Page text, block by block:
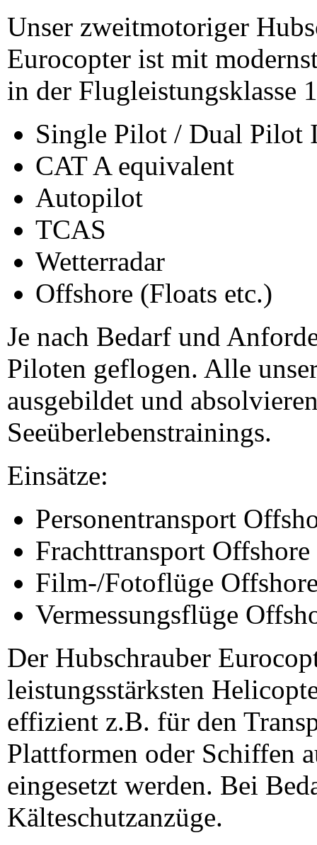
Unser zweitmotoriger
Eurocopter ist mit
in der Flugleistungsklasse
Single Pilot / Dual Pilot
CAT A equivalent
Autopilot
TCAS
Wetterradar
Offshore (Floats etc.)
Je nach Bedarf und
Piloten geflogen. Alle
ausgebildet und
Seeüberlebenstrainings.
Einsätze:
Personentransport
Frachttransport Offshore
Film-/Fotoflüge
Vermessungsflüge
Der Hubschrauber
leistungsstärksten
effizient z.B. für den
Plattformen oder Schiffen
eingesetzt werden. Bei
Kälteschutzanzüge.